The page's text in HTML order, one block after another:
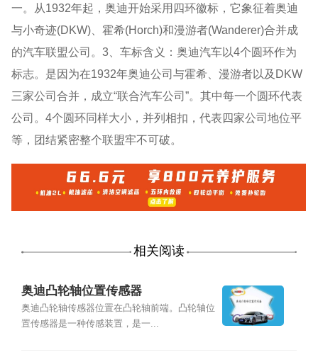
一。从1932年起，奥迪开始采用四环徽标，它象征着奥迪
与小奇迹(DKW)、霍希(Horch)和漫游者(Wanderer)合并成
的汽车联盟公司。3、车标含义：奥迪汽车以4个圆环作为
标志。是因为在1932年奥迪公司与霍希、漫游者以及DKW
三家公司合并，成立“联合汽车公司”。其中每一个圆环代表
公司。4个圆环同样大小，并列相扣，代表四家公司地位平
等，团结紧密整个联盟牢不可破。
相关阅读
奥迪凸轮轴位置传感器
奥迪凸轮轴传感器位置在凸轮轴前端。凸轮轴位
置传感器是一种传感装置，是一...